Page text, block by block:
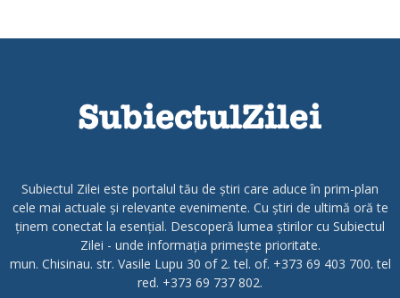
Subiectul Zilei este portalul tău de știri care aduce în prim-plan
cele mai actuale și relevante evenimente. Cu știri de ultimă oră te
ținem conectat la esențial. Descoperă lumea știrilor cu Subiectul
Zilei - unde informația primește prioritate.
mun. Chisinau. str. Vasile Lupu 30 of 2. tel. of. +373 69 403 700. tel
red. +373 69 737 802.